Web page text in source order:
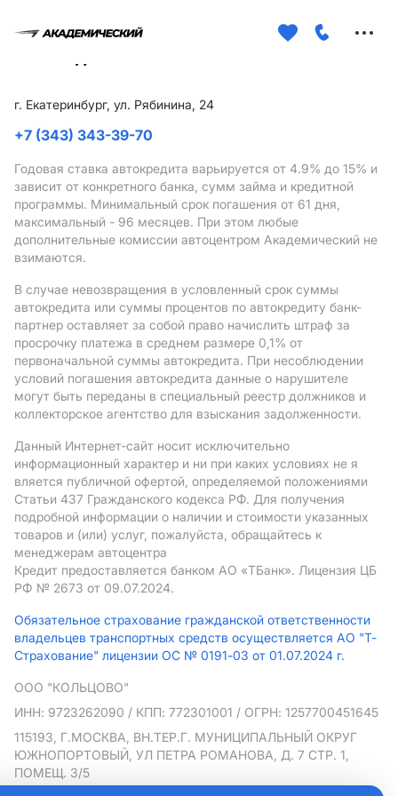
г. Екатеринбург, ул. Рябинина, 24
+7 (343) 343-39-70
Годовая ставка автокредита варьируется от 4.9% до 15% и
зависит от конкретного банка, сумм займа и кредитной
программы. Минимальный срок погашения от 61 дня,
максимальный - 96 месяцев. При этом любые
дополнительные комиссии автоцентром Академический не
взимаются.
В случае невозвращения в условленный срок суммы
автокредита или суммы процентов по автокредиту банк-
партнер оставляет за собой право начислить штраф за
просрочку платежа в среднем размере 0,1% от
первоначальной суммы автокредита. При несоблюдении
условий погашения автокредита данные о нарушителе
могут быть переданы в специальный реестр должников и
коллекторское агентство для взыскания задолженности.
Данный Интернет-сайт носит исключительно
информационный характер и ни при каких условиях не я
вляется публичной офертой, определяемой положениями
Статьи 437 Гражданского кодекса РФ. Для получения
подробной информации о наличии и стоимости указанных
товаров и (или) услуг, пожалуйста, обращайтесь к
менеджерам автоцентра
Кредит предоставляется банком АO «ТБанк». Лицензия ЦБ
РФ № 2673 от 09.07.2024.
Обязательное страхование гражданской ответственности
владельцев транспортных средств осуществляется АО "Т-
Страхование" лицензии ОС № 0191-03 от 01.07.2024 г.
ООО "КОЛЬЦОВО"
ИНН: 9723262090 / КПП: 772301001 / ОГРН: 1257700451645
115193, Г.МОСКВА, ВН.ТЕР.Г. МУНИЦИПАЛЬНЫЙ ОКРУГ
ЮЖНОПОРТОВЫЙ, УЛ ПЕТРА РОМАНОВА, Д. 7 СТР. 1,
ПОМЕЩ. 3/5